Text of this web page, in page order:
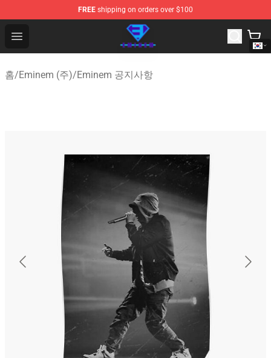
FREE shipping on orders over $100
Open menu
Eminem Store - Official Eminem Merchandise Shop
홈/Eminem (주)/Eminem 공지사항